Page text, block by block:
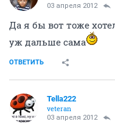
03 апреля 2012
Да я бы вот тоже
уж дальше сама
ОТВЕТИТЬ
Tella222
veteran
03 апреля 2012